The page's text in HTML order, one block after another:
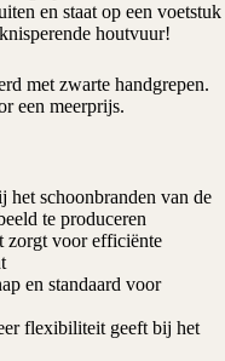
en staat op een voetstuk
houtvuur!
met zwarte handgrepen.
een meerprijs.
schoonbranden van de
te produceren
zorgt voor efficiënte
en standaard voor
flexibiliteit geeft bij het